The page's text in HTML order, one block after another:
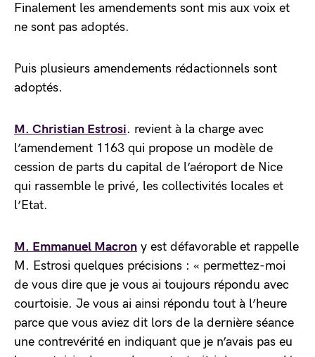
Finalement les amendements sont mis aux voix et
ne sont pas adoptés.
Puis plusieurs amendements rédactionnels sont
adoptés.
M. Christian Estrosi. revient à la charge avec
l’amendement 1163 qui propose un modèle de
cession de parts du capital de l’aéroport de Nice
qui rassemble le privé, les collectivités locales et
l’Etat.
M. Emmanuel Macron y est défavorable et rappelle
M. Estrosi quelques précisions : « permettez-moi
de vous dire que je vous ai toujours répondu avec
courtoisie. Je vous ai ainsi répondu tout à l’heure
parce que vous aviez dit lors de la dernière séance
une contrevérité en indiquant que je n’avais pas eu